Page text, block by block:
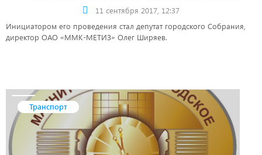
11 сентября 2017, 12:37
Инициатором его проведения стал депутат городского Собрания,
директор ОАО «ММК-МЕТИЗ» Олег Ширяев.
Транспорт